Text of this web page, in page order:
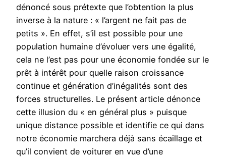
dénoncé sous prétexte que l’obtention la plus
inverse à la nature : « l’argent ne fait pas de
petits ». En effet, s’il est possible pour une
population humaine d’évoluer vers une égalité,
cela ne l’est pas pour une économie fondée sur le
prêt à intérêt pour quelle raison croissance
continue et génération d’inégalités sont des
forces structurelles. Le présent article dénonce
cette illusion du « en général plus » puisque
unique distance possible et identifie ce qui dans
notre économie marchera déjà sans écaillage et
qu’il convient de voiturer en vue d’une